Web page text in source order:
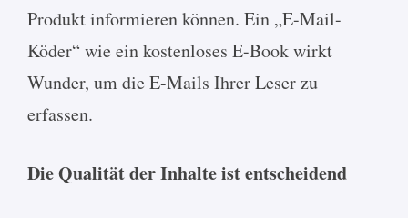
Produkt informieren können. Ein „E-Mail-
Köder“ wie ein kostenloses E-Book wirkt
Wunder, um die E-Mails Ihrer Leser zu
erfassen.
Die Qualität der Inhalte ist entscheidend